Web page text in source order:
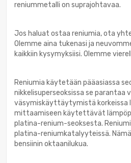
reniummetalli on suprajohtavaa.
Jos haluat ostaa reniumia, ota
Olemme aina tukenasi ja
kaikkiin kysymyksiisi. Olemme
Reniumia käytetään pääasiassa
nikkelisuperseoksissa se parantaa
väsymiskäyttäytymistä korkeissa
mittaamiseen käytettävät
platina-renium-seoksesta.
platina-reniumkatalyyteissä.
bensiinin oktaanilukua.